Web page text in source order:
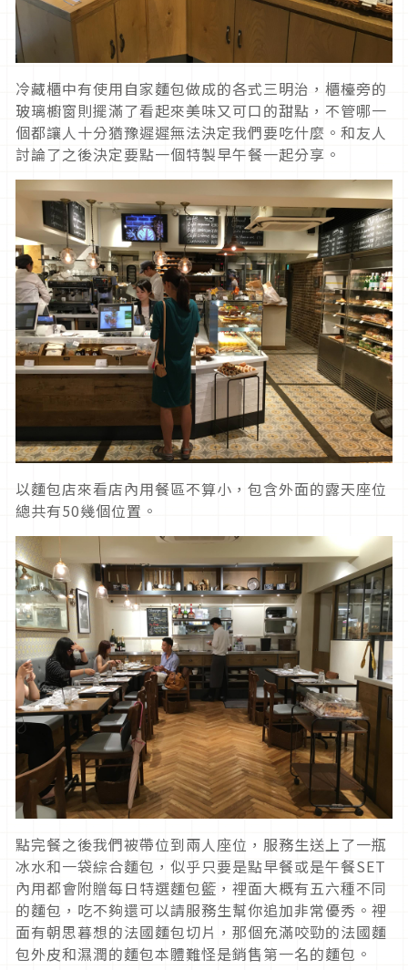
冷藏櫃中有使用自家麵包做成的各式三明治，櫃檯旁的
玻璃櫥窗則擺滿了看起來美味又可口的甜點，不管哪一
個都讓人十分猶豫遲遲無法決定我們要吃什麼。和友人
討論了之後決定要點一個特製早午餐一起分享。
以麵包店來看店內用餐區不算小，包含外面的露天座位
總共有50幾個位置。
點完餐之後我們被帶位到兩人座位，服務生送上了一瓶
冰水和一袋綜合麵包，似乎只要是點早餐或是午餐SET
內用都會附贈每日特選麵包籃，裡面大概有五六種不同
的麵包，吃不夠還可以請服務生幫你追加非常優秀。裡
面有朝思暮想的法國麵包切片，那個充滿咬勁的法國麵
包外皮和濕潤的麵包本體難怪是銷售第一名的麵包。